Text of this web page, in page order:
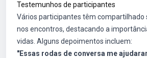
Testemunhos de participantes
Vários participantes têm compartilhado
nos encontros, destacando a
vidas. Alguns depoimentos incluem:
"Essas rodas de conversa me